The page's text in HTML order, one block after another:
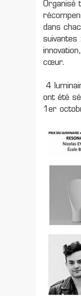
Organisé
dans
suivantes
cœur.
4
ont été
1er